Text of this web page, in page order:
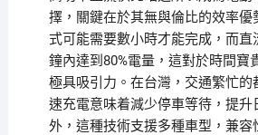
擇，關鍵在於其無與倫比的效率優
式可能需要數小時才能完成，而直
鐘內達到80%電量，這對於時間寶
極具吸引力。在台灣，交通繁忙的
速充電意味着減少停車等待，提升
外，這種技術支援多種車型，兼容